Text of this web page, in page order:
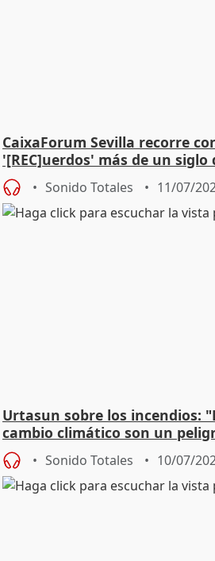
CaixaForum Sevilla recorre
'[REC]uerdos' más de un siglo
Sonido Totales 11/07/
Urtasun sobre los incendios:
cambio climático son un
Sonido Totales 10/07/